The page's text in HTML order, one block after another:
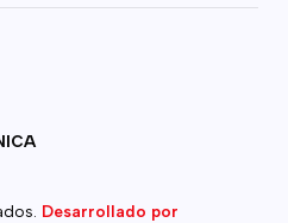
Desarrollado por